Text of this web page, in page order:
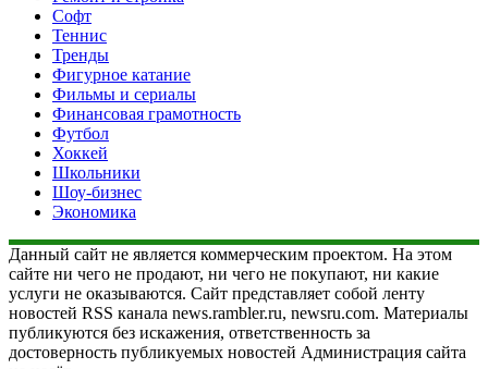
Софт
Теннис
Тренды
Фигурное катание
Фильмы и сериалы
Финансовая грамотность
Футбол
Хоккей
Школьники
Шоу-бизнес
Экономика
Данный сайт не является коммерческим проектом. На этом
сайте ни чего не продают, ни чего не покупают, ни какие
услуги не оказываются. Сайт представляет собой ленту
новостей RSS канала news.rambler.ru, newsru.com. Материалы
публикуются без искажения, ответственность за
достоверность публикуемых новостей Администрация сайта